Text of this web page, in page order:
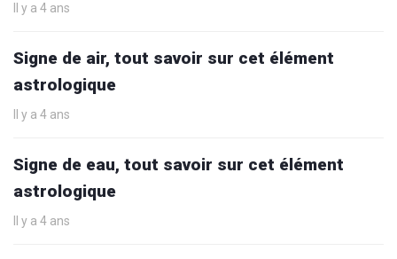
Il y a 4 ans
Signe de air, tout savoir sur cet élément
astrologique
Il y a 4 ans
Signe de eau, tout savoir sur cet élément
astrologique
Il y a 4 ans